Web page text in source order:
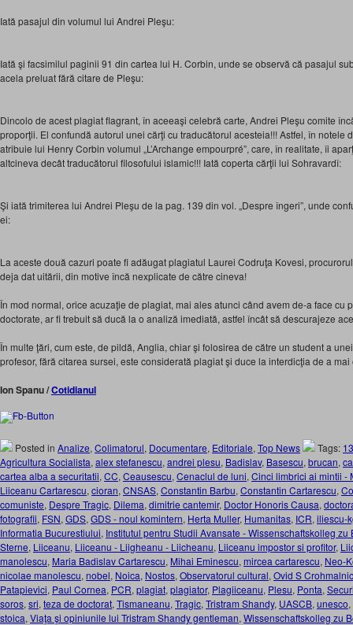
Iată pasajul din volumul lui Andrei Pleşu:
Iată şi facsimilul paginii 91 din cartea lui H. Corbin, unde se observă că pasajul
acela preluat fără citare de Pleşu:
Dincolo de acest plagiat flagrant, în aceeaşi celebră carte, Andrei Pleşu comite
proporţii. El confundă autorul unei cărţi cu traducătorul acesteia!!! Astfel, în notele
atribuie lui Henry Corbin volumul „L’Archange empourpré”, care, în realitate, îi
altcineva decât traducătorul filosofului islamic!!! Iată coperta cărţii lui Sohravardî:
Şi iată trimiterea lui Andrei Pleşu de la pag. 139 din vol. „Despre îngeri”, unde
ei:
La aceste două cazuri poate fi adăugat plagiatul Laurei Codruţa Kovesi,
deja dat uitării, din motive încă nexplicate de către cineva!
În mod normal, orice acuzaţie de plagiat, mai ales atunci când avem de-a face cu
doctorate, ar fi trebuit să ducă la o analiză imediată, astfel încât să descurajeze
În multe ţări, cum este, de pildă, Anglia, chiar şi folosirea de către un student a
profesor, fără citarea sursei, este considerată plagiat şi duce la interdicţia de a
Ion Spanu /Cotidianul
Posted in Analize, Colimatorul, Documentare, Editoriale, Top News Tags:
Agricultura Socialista, alex stefanescu, andrei plesu, Badislav, Basescu, brucan,
cartea alba a securitatii, CC, Ceausescu, Cenaclul de luni, Cinci limbrici ai mintii -
Liiceanu Cartarescu, cioran, CNSAS, Constantin Barbu, Constantin Cartarescu,
comuniste, Despre Tragic, Dilema, dimitrie cantemir, Doctor Honoris Causa,
fotografii, FSN, GDS, GDS - noul komintern, Herta Muller, Humanitas, ICR, iliescu-
Informatia Bucurestiului, Institutul pentru Studii Avansate - Wissenschaftskolleg zu
Sterne, Liiceanu, Liiceanu - Liigheanu - Liicheanu, Liiceanu impostor si profitor,
manolescu, Maria Badislav Cartarescu, Mihai Eminescu, mircea cartarescu, Neo-
nicolae manolescu, nobel, Noica, Nostos, Observatorul cultural, Ovid S
Patapievici, Paul Cornea, PCR, plagiat, plagiator, Plagiiceanu, Plesu, Ponta,
soros, sri, teza de doctorat, Tismaneanu, Tragic, Tristram Shandy, UASCB, unesco,
stoica, Viaţa şi opiniunile lui Tristram Shandy gentleman, Wissenschaftskolleg zu